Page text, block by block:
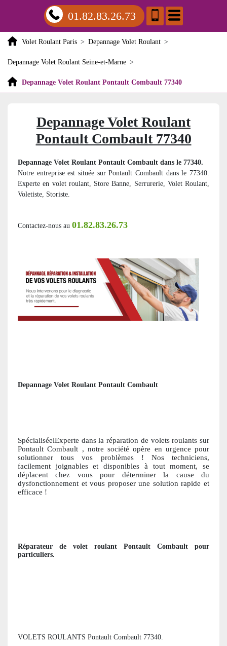
01.82.83.26.73
Volet Roulant Paris > Depannage Volet Roulant >
Depannage Volet Roulant Seine-et-Marne >
Depannage Volet Roulant Pontault Combault 77340
Depannage Volet Roulant
Pontault Combault 77340
Depannage Volet Roulant Pontault Combault dans le 77340.
Notre entreprise est située sur Pontault Combault dans le 77340.
Experte en volet roulant, Store Banne, Serrurerie, Volet Roulant,
Voletiste, Storiste.
Contactez-nous au 01.82.83.26.73
Depannage Volet Roulant Pontault Combault
SpécialiséelExperte dans la réparation de volets roulants sur
Pontault Combault , notre société opère en urgence pour
solutionner tous vos problèmes ! Nos techniciens,
facilement joignables et disponibles à tout moment, se
déplacent chez vous pour déterminer la cause du
dysfonctionnement et vous proposer une solution rapide et
efficace !
Réparateur de volet roulant Pontault Combault pour
particuliers.
VOLETS ROULANTS Pontault Combault 77340.